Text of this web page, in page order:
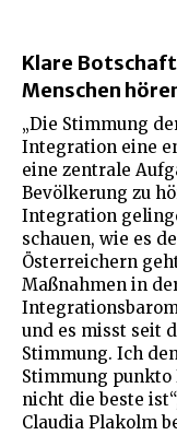
Klare
Menschen
„Die Stimmung
Integration eine
eine zentrale
Bevölkerung zu
Integration
schauen, wie es
Österreichern
Maßnahmen in
und es misst seit
Stimmung. Ich
Stimmung
nicht die beste
Claudia Plakolm